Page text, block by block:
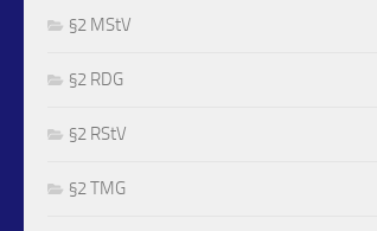
§2 MStV
§2 RDG
§2 RStV
§2 TMG